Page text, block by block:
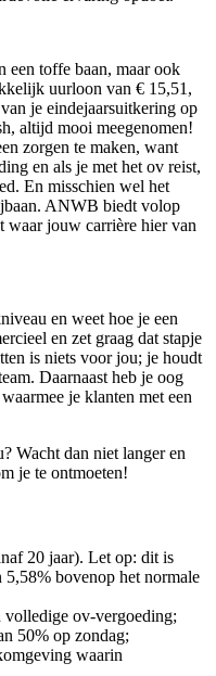
toffe baan, maar ook
uurloon van € 15,51,
je eindejaarsuitkering op
altijd mooi meegenomen!
zorgen te maken, want
en als je met het ov reist,
En misschien wel het
ANWB biedt volop
waar jouw carrière hier van
en weet hoe je een
en zet graag dat stapje
is niets voor jou; je houdt
Daarnaast heb je oog
je klanten met een
Wacht dan niet langer en
je te ontmoeten!
20 jaar). Let op: dit is
bovenop het normale
ov-vergoeding;
50% op zondag;
waarin